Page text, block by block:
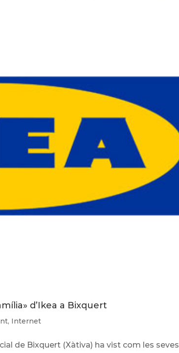
d’Ikea ​​a Bixquert
, Internet
de Bixquert (Xàtiva) ha vist com les seves